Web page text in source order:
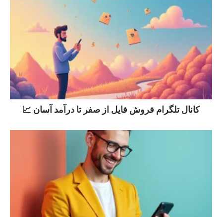
کانال تلگرام فروش فایل از صفر تا درآمد آسان 📈